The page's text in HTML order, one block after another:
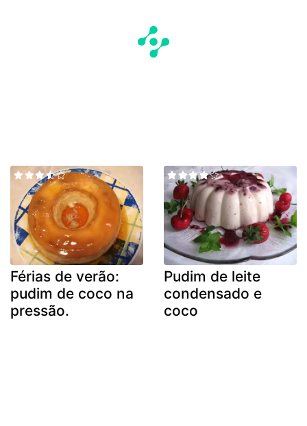
Férias de verão:
pudim de coco na
pressão.
Pudim de leite
condensado e
coco